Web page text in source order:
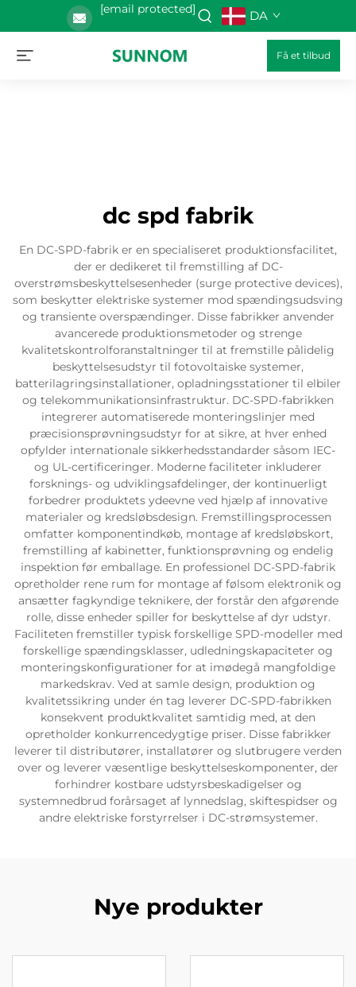
[email protected] DA
Få et tilbud
dc spd fabrik
En DC-SPD-fabrik er en specialiseret produktionsfacilitet,
der er dedikeret til fremstilling af DC-
overstrømsbeskyttelsesenheder (surge protective devices),
som beskytter elektriske systemer mod spændingsudsving
og transiente overspændinger. Disse fabrikker anvender
avancerede produktionsmetoder og strenge
kvalitetskontrolforanstaltninger til at fremstille pålidelig
beskyttelsesudstyr til fotovoltaiske systemer,
batterilagringsinstallationer, opladningsstationer til elbiler
og telekommunikationsinfrastruktur. DC-SPD-fabrikken
integrerer automatiserede monteringslinjer med
præcisionsprøvningsudstyr for at sikre, at hver enhed
opfylder internationale sikkerhedsstandarder såsom IEC-
og UL-certificeringer. Moderne faciliteter inkluderer
forsknings- og udviklingsafdelinger, der kontinuerligt
forbedrer produktets ydeevne ved hjælp af innovative
materialer og kredsløbsdesign. Fremstillingsprocessen
omfatter komponentindkøb, montage af kredsløbskort,
fremstilling af kabinetter, funktionsprøvning og endelig
inspektion før emballage. En professionel DC-SPD-fabrik
opretholder rene rum for montage af følsom elektronik og
ansætter fagkyndige teknikere, der forstår den afgørende
rolle, disse enheder spiller for beskyttelse af dyr udstyr.
Faciliteten fremstiller typisk forskellige SPD-modeller med
forskellige spændingsklasser, udledningskapaciteter og
monteringskonfigurationer for at imødegå mangfoldige
markedskrav. Ved at samle design, produktion og
kvalitetssikring under én tag leverer DC-SPD-fabrikken
konsekvent produktkvalitet samtidig med, at den
opretholder konkurrencedygtige priser. Disse fabrikker
leverer til distributører, installatører og slutbrugere verden
over og leverer væsentlige beskyttelseskomponenter, der
forhindrer kostbare udstyrsbeskadigelser og
systemnedbrud forårsaget af lynnedslag, skiftespidser og
andre elektriske forstyrrelser i DC-strømsystemer.
Nye produkter